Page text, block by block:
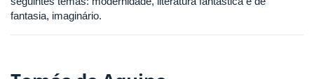
fantasia, imaginário.